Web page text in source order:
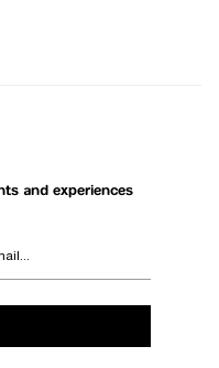
and experiences